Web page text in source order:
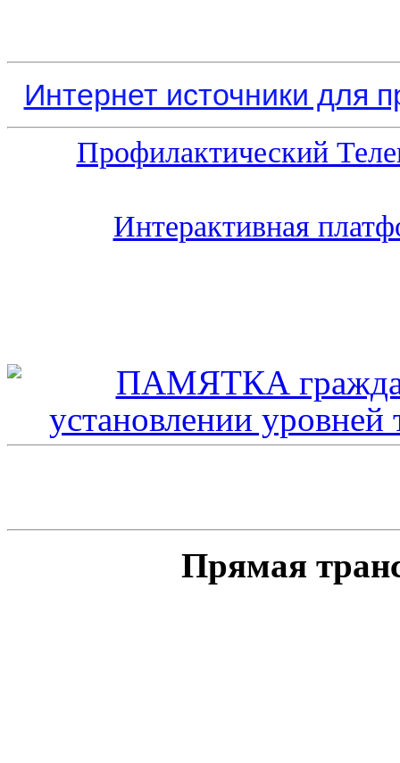
Интернет источники для
Профилактический
Интерактивная
Прямая